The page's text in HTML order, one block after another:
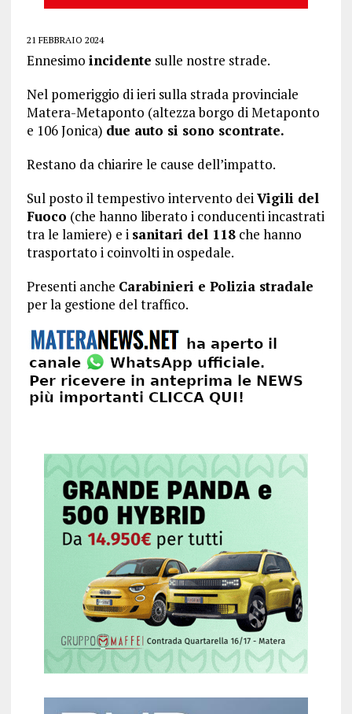
21 FEBBRAIO 2024
Ennesimo incidente sulle nostre strade.
Nel pomeriggio di ieri sulla strada provinciale
Matera-Metaponto (altezza borgo di Metaponto
e 106 Jonica) due auto si sono scontrate.
Restano da chiarire le cause dell’impatto.
Sul posto il tempestivo intervento deiVigili del
Fuoco (che hanno liberato i conducenti incastrati
tra le lamiere) e i sanitari del 118che hanno
trasportato i coinvolti in ospedale.
Presenti anche Carabinieri e Polizia stradale
per la gestione del traffico.